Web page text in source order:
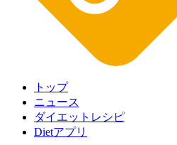
トップ
ニュース
ダイエットレシピ
Dietアプリ